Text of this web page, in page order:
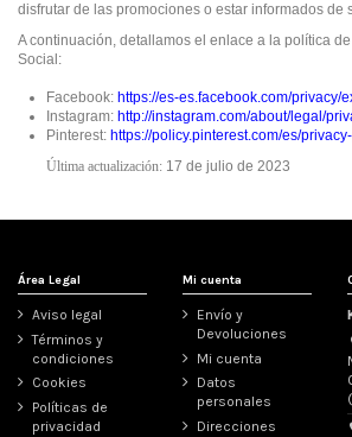
disfrutar de las promociones o estar informados de
A continuación, detallamos el enlace a la política
Social:
Facebook: https://es-es.facebook.com/privacy/
Instagram: http://instagram.com/about/legal/
Pinterest: https://policy.pinterest.com/es/
Última actualización: 17 de julio de 2023
Área Legal
Aviso legal
Términos y
condiciones
Cookies
Políticas de
privacidad
Mi cuenta
Envío y
Devoluciones
Mi cuenta
Datos
personales
Direcciones